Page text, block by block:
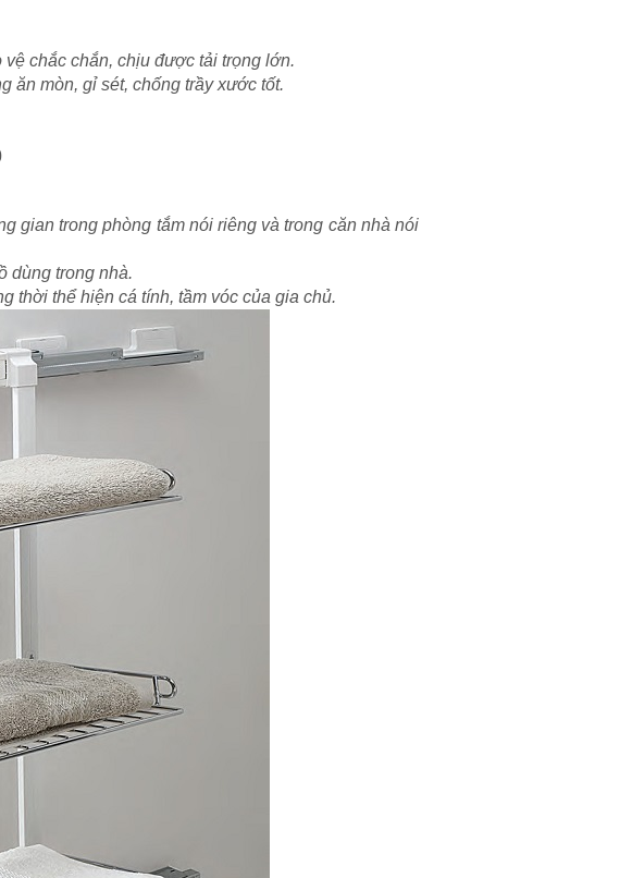
chắc chắn, chịu được tải trọng lớn.
ăn mòn, gỉ sét, chống trầy xước tốt.
gian trong phòng tắm nói riêng và trong căn nhà nói
dùng trong nhà.
thời thể hiện cá tính, tầm vóc của gia chủ.